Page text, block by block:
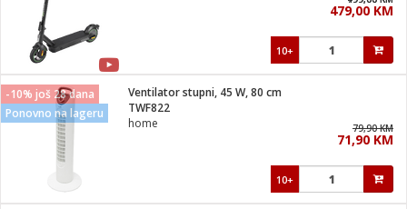
479,00 KM
10+
-10% još 28 dana
Ponovno na lageru
Ventilator stupni, 45 W, 80 cm
TWF822
home
79,90 KM
71,90 KM
10+